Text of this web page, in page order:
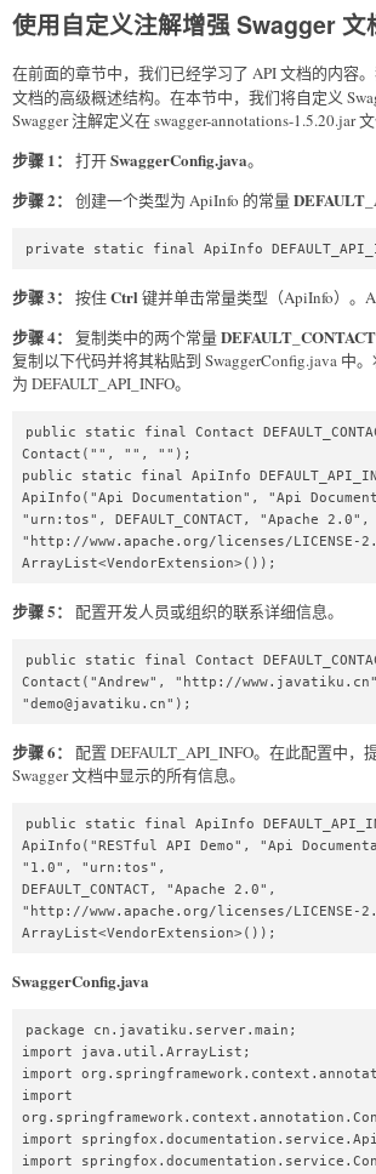
使用自定义注解增强 Swagger 文
在前面的章节中，我们已经学习了 API 文档的内容
文档的高级概述结构。在本节中，我们将自定义
Swagger 注解定义在 swagger-annotations-1.5.20.jar 文
步骤 1： 打开SwaggerConfig.java。
步骤 2： 创建一个类型为 ApiInfo 的常量
private static final ApiInfo
步骤 3： 按住Ctrl 键并单击常量类型（ApiInfo）。
步骤 4： 复制类中的两个常量DEFAULT_CONTACT
复制以下代码并将其粘贴到 SwaggerConfig.java 中
为 DEFAULT_API_INFO。
public static final Contact
Contact("", "", "");
public static final ApiInfo
ApiInfo("Api Documentation", "Api
"urn:tos", DEFAULT_CONTACT, "Apache 2.0",
"http://www.apache.org/licenses/LICENSE-
ArrayList<VendorExtension>());
步骤 5： 配置开发人员或组织的联系详细信息。
public static final Contact
Contact("Andrew", "http://
"demo@javatiku.cn");
步骤 6：
配置 DEFAULT_API_INFO。在此配置中，
Swagger 文档中显示的所有信息。
public static final ApiInfo
ApiInfo("RESTful API Demo", "Api
"1.0", "urn:tos",
DEFAULT_CONTACT, "Apache 2.0",
"http://www.apache.org/licenses/LICENSE-
ArrayList<VendorExtension>());
SwaggerConfig.java
package cn.javatiku.server.main;
import java.util.ArrayList;
import
import
import
import